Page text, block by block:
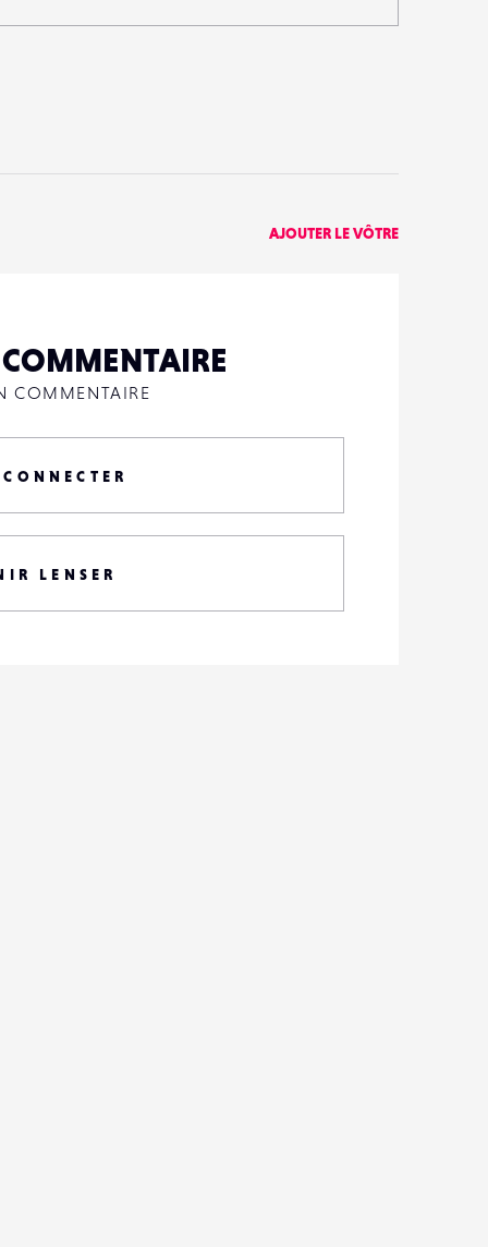
AJOUTER LE VÔTRE
COMMENTAIRE
LENSER